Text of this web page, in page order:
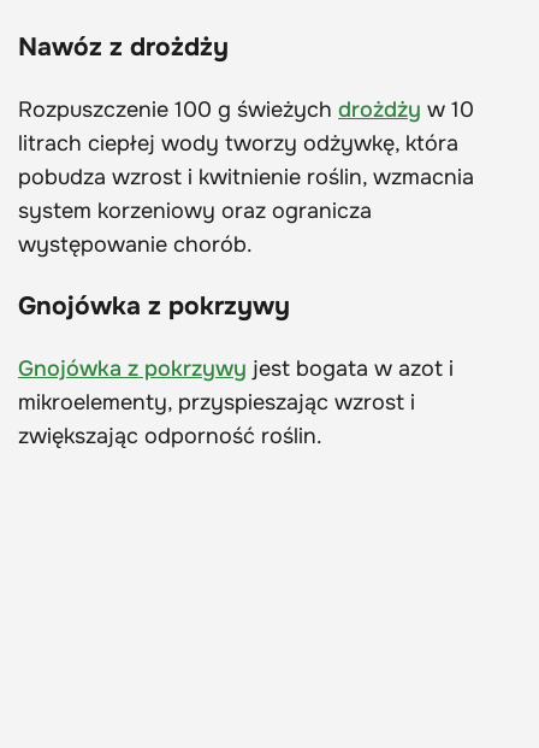
Nawóz z drożdży
Rozpuszczenie 100 g świeżych drożdży w 10
litrach ciepłej wody tworzy odżywkę, która
pobudza wzrost i kwitnienie roślin, wzmacnia
system korzeniowy oraz ogranicza
występowanie chorób.
Gnojówka z pokrzywy
Gnojówka z pokrzywy jest bogata w azot i
mikroelementy, przyspieszając wzrost i
zwiększając odporność roślin.